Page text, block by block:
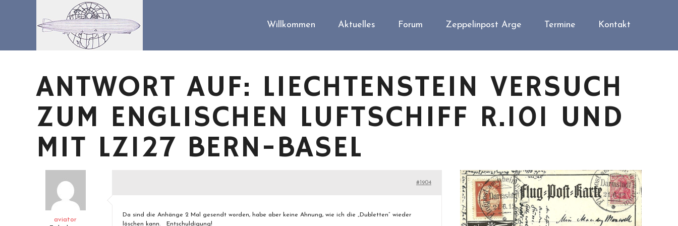
Willkommen Aktuelles Forum Zeppelinpost Arge Termine Kontakt
ANTWORT AUF: LIECHTENSTEIN VERSUCH
ZUM ENGLISCHEN LUFTSCHIFF R.101 UND
MIT LZ127 BERN-BASEL
aviator
#1904
Da sind die Anhänge 2 Mal gesendt worden, habe aber keine Ahnung, wie ich die „Dubletten“ wieder
löschen kann. Entschuldigung!